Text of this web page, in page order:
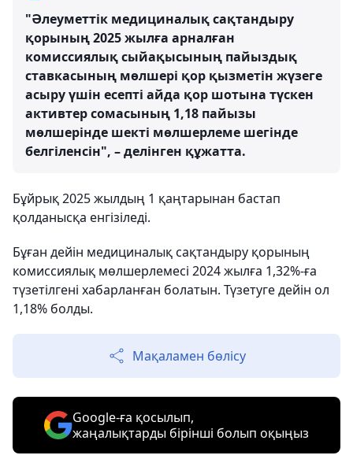
"Әлеуметтік медициналық сақтандыру
қорының 2025 жылға арналған
комиссиялық сыйақысының пайыздық
ставкасының мөлшері қор қызметін жүзеге
асыру үшін есепті айда қор шотына түскен
активтер сомасының 1,18 пайызы
мөлшерінде шекті мөлшерлеме шегінде
белгіленсін", – делінген құжатта.
Бұйрық 2025 жылдың 1 қаңтарынан бастап
қолданысқа енгізіледі.
Бұған дейін медициналық сақтандыру қорының
комиссиялық мөлшерлемесі 2024 жылға 1,32%-ға
түзетілгені хабарланған болатын. Түзетуге дейін ол
1,18% болды.
Мақаламен бөлісу
Google-ға қосылып,
жаңалықтарды бірінші болып оқыңыз